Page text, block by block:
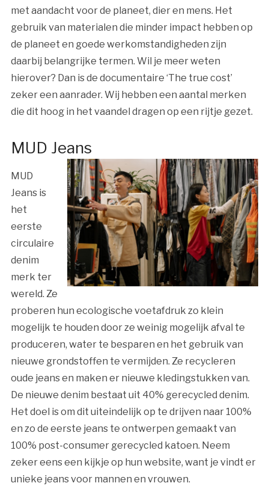
met aandacht voor de planeet, dier en mens. Het
gebruik van materialen die minder impact hebben op
de planeet en goede werkomstandigheden zijn
daarbij belangrijke termen. Wil je meer weten
hierover? Dan is de documentaire ‘The true cost’
zeker een aanrader. Wij hebben een aantal merken
die dit hoog in het vaandel dragen op een rijtje gezet.
MUD Jeans
MUD
Jeans is
het
eerste
circulaire
denim
merk ter
wereld. Ze
proberen hun ecologische voetafdruk zo klein
mogelijk te houden door ze weinig mogelijk afval te
produceren, water te besparen en het gebruik van
nieuwe grondstoffen te vermijden. Ze recycleren
oude jeans en maken er nieuwe kledingstukken van.
De nieuwe denim bestaat uit 40% gerecycled denim.
Het doel is om dit uiteindelijk op te drijven naar 100%
en zo de eerste jeans te ontwerpen gemaakt van
100% post-consumer gerecycled katoen. Neem
zeker eens een kijkje op hun website, want je vindt er
unieke jeans voor mannen en vrouwen.